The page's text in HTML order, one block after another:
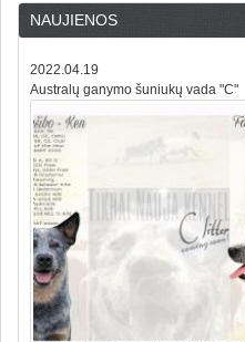
NAUJIENOS
2022.04.19
Australų ganymo šuniukų vada "C"